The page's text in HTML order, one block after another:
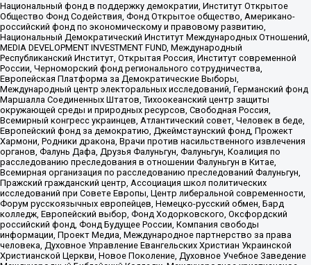
Национальный фонд в поддержку демократии, Институт Открытое
Общество Фонд Содействия, Фонд Открытое общество, Американо-
российский фонд по экономическому и правовому развитию,
Национальный Демократический Институт Международных Отношений,
MEDIA DEVELOPMENT INVESTMENT FUND, Международный
Республиканский Институт, Открытая Россия, Институт современной
России, Черноморский фонд регионального сотрудничества,
Европейская Платформа за Демократические Выборы,
Международный центр электоральных исследований, Германский фонд
Маршалла Соединенных Штатов, Тихоокеанский центр защиты
окружающей среды и природных ресурсов, Свободная Россия,
Всемирный конгресс украинцев, Атлантический совет, Человек в беде,
Европейский фонд за демократию, Джеймстаунский фонд, Прожект
Хармони, Родники дракона, Врачи против насильственного извлечения
органов, Фалунь Дафа, Друзья Фалуньгун, Фалуньгун, Коалиция по
расследованию преследования в отношении Фалуньгун в Китае,
Всемирная организация по расследованию преследований Фалуньгун,
Пражский гражданский центр, Ассоциация школ политических
исследований при Совете Европы, Центр либеральной современности,
Форум русскоязычных европейцев, Немецко-русский обмен, Бард
колледж, Европейский выбор, Фонд Ходорковского, Оксфордский
российский фонд, Фонд Будущее России, Компания свободы
информации, Проект Медиа, Международное партнерство за права
человека, Духовное Управление Евангельских Христиан Украинской
Христианской Церкви, Новое Поколение, Духовное Учебное Заведение